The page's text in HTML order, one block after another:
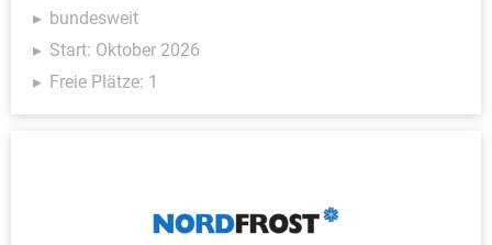
bundesweit
Start: Oktober 2026
Freie Plätze: 1